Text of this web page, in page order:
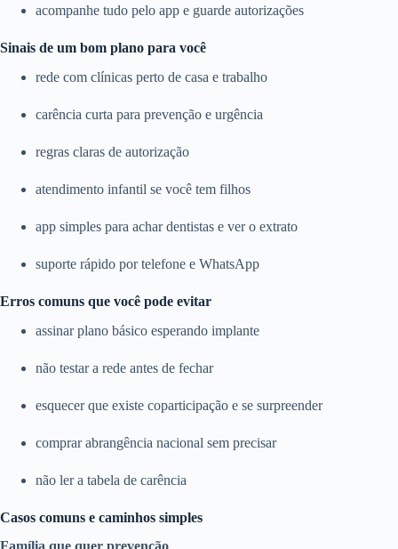
acompanhe tudo pelo app e guarde autorizações
Sinais de um bom plano para você
rede com clínicas perto de casa e trabalho
carência curta para prevenção e urgência
regras claras de autorização
atendimento infantil se você tem filhos
app simples para achar dentistas e ver o extrato
suporte rápido por telefone e WhatsApp
Erros comuns que você pode evitar
assinar plano básico esperando implante
não testar a rede antes de fechar
esquecer que existe coparticipação e se surpreender
comprar abrangência nacional sem precisar
não ler a tabela de carência
Casos comuns e caminhos simples